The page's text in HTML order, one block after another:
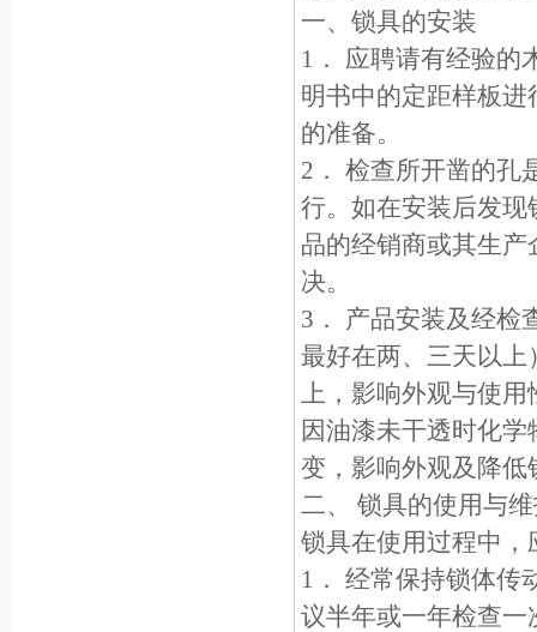
一、锁具的安装
1． 应聘请有经验的
明书中的定距样板
的准备。
2． 检查所开凿的孔
行。如在安装后发
品的经销商或其生
决。
3． 产品安装及经检
最好在两、三天以
上，影响外观与使
因油漆未干透时化
变，影响外观及降低
二、 锁具的使用与
锁具在使用过程中
1． 经常保持锁体传
议半年或一年检查